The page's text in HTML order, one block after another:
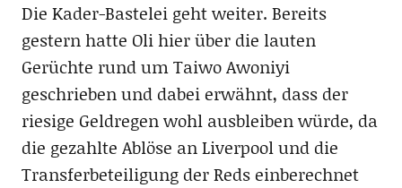
Die Kader-Bastelei geht weiter. Bereits
gestern hatte Oli hier über die lauten
Gerüchte rund um Taiwo Awoniyi
geschrieben und dabei erwähnt, dass der
riesige Geldregen wohl ausbleiben würde, da
die gezahlte Ablöse an Liverpool und die
Transferbeteiligung der Reds einberechnet